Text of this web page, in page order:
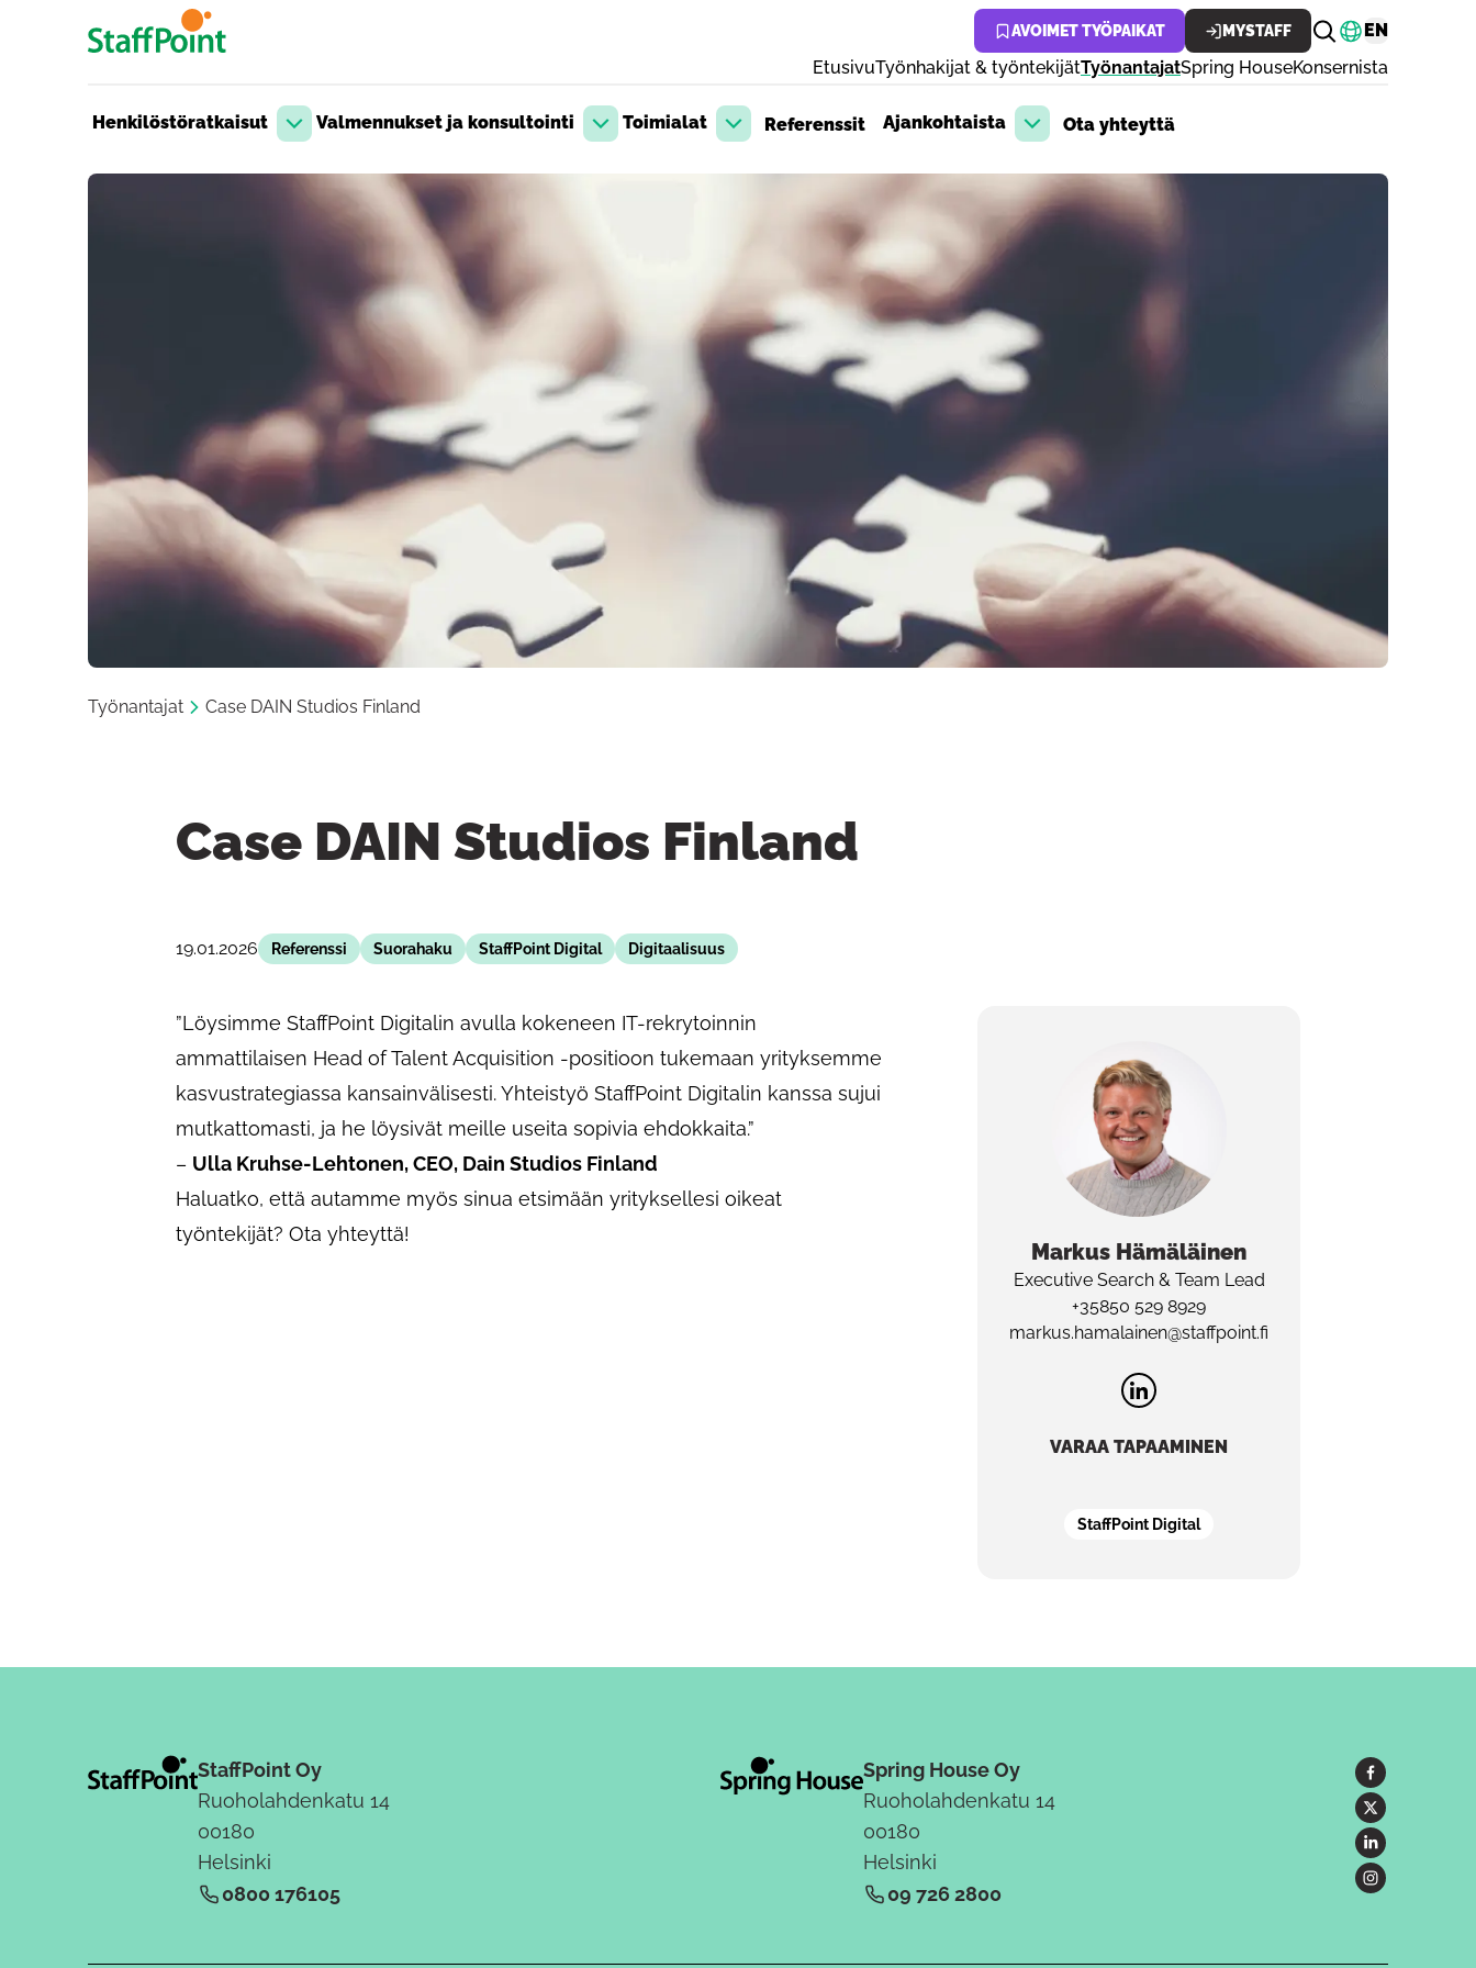
Hyppää pääsisältöön AVOIMET TYÖPAIKAT MYSTAFF Vaihda
EN
EtusivuTyönhakijat & työntekijätTyönantajatSpring HouseKonsernista
Henkilöstöratkaisut
Avaa pudotusvalikko
Valmennukset ja konsultointi
Avaa pudotusvalikko
Toimialat
Avaa pudotusvalikko
Referenssit Ajankohtaista
Avaa pudotusvalikko
Ota yhteyttä
Työnantajat Case DAIN Studios Finland
Case DAIN Studios Finland
19.01.2026 Referenssi Suorahaku StaffPoint Digital Digitaalisuus
”Löysimme StaffPoint Digitalin avulla kokeneen IT-rekrytoinnin
ammattilaisen Head of Talent Acquisition -positioon tukemaan yrityksemme
kasvustrategiassa kansainvälisesti. Yhteistyö StaffPoint Digitalin kanssa sujui
mutkattomasti, ja he löysivät meille useita sopivia ehdokkaita.”
– Ulla Kruhse-Lehtonen, CEO, Dain Studios Finland
Haluatko, että autamme myös sinua etsimään yrityksellesi oikeat
työntekijät? Ota yhteyttä!
Markus Hämäläinen
Executive Search & Team Lead
+35850 529 8929
markus.hamalainen@staffpoint.fi
VARAA TAPAAMINEN
StaffPoint Digital
StaffPoint Oy
Ruoholahdenkatu 14
00180
Helsinki
0800 176105
Spring House Oy
Ruoholahdenkatu 14
00180
Helsinki
09 726 2800